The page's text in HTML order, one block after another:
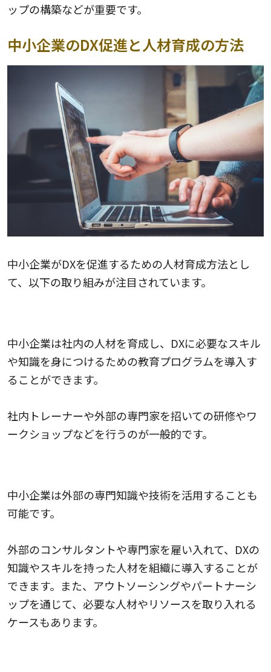
ップの構築などが重要です。
中小企業のDX促進と人材育成の方法
中小企業がDXを促進するための人材育成方法とし
て、以下の取り組みが注目されています。
中小企業は社内の人材を育成し、DXに必要なスキル
や知識を身につけるための教育プログラムを導入す
ることができます。
社内トレーナーや外部の専門家を招いての研修やワ
ークショップなどを行うのが一般的です。
中小企業は外部の専門知識や技術を活用することも
可能です。
外部のコンサルタントや専門家を雇い入れて、DXの
知識やスキルを持った人材を組織に導入することが
できます。また、アウトソーシングやパートナーシ
ップを通じて、必要な人材やリソースを取り入れる
ケースもあります。